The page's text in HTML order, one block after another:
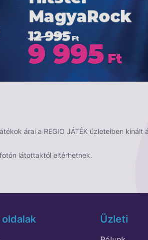
árai a REGIO JÁTÉK üzleteiben kínált
látottaktól eltérhetnek.
Üzleti